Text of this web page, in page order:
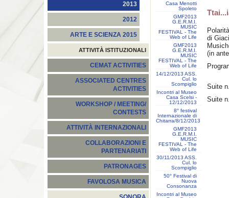
2013
2012
ARTE E SCIENZA 2015
ATTIVITÀ ISTITUZIONALI
CEMAT ACTIVITIES
ASSOCIATED CENTRES
ACTIVITIES
WORKSHOP / MEETING/
CONTESTS
ATTIVITÀ INTERNAZIONALI
COLLABORAZIONI E
PARTENARIATI
PATRONAGES
FAVOLOSA MUSICA
Casa Menotti
Spoleto
GMF2013
G.E.R.M.I.
MUSIC
FESTIVAL - The
Web of Life
GMF2013
G.E.R.M.I.
MUSIC
FESTIVAL - The
Web of Life
14/12/2013 ASS.
Cul. lo
Scompiglio
Incontri al Museo
Casa Scelsi -
12/12/2013
8° festival
Internazionale di
Chitarra/8/12/2013
GMF2013
G.E.R.M.I.
MUSIC
FESTIVAL - The
Web of Life
30/11/2013 ASS.
Cul. lo
Scompiglio
50° Festival di
Nuova
Consonanza
Incontri al Museo
di
(in
Suite
Suite